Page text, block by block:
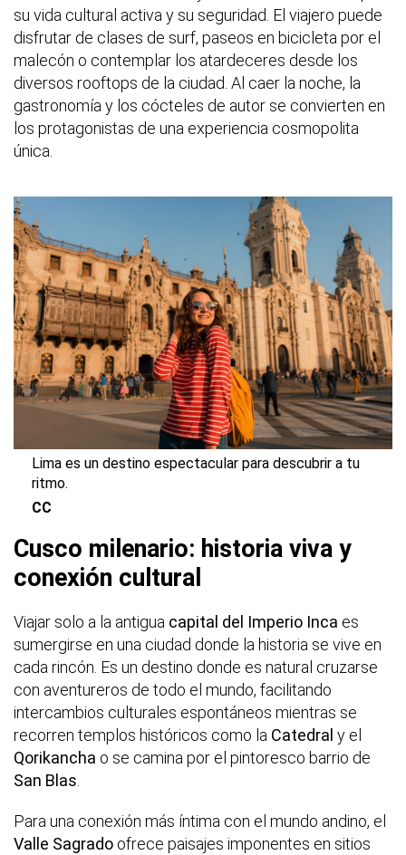
su vida cultural activa y su seguridad. El viajero puede
disfrutar de clases de surf, paseos en bicicleta por el
malecón o contemplar los atardeceres desde los
diversos rooftops de la ciudad. Al caer la noche, la
gastronomía y los cócteles de autor se convierten en
los protagonistas de una experiencia cosmopolita
única.
Lima es un destino espectacular para descubrir a tu
ritmo.
CC
Cusco milenario: historia viva y
conexión cultural
Viajar solo a la antigua capital del Imperio Inca es
sumergirse en una ciudad donde la historia se vive en
cada rincón. Es un destino donde es natural cruzarse
con aventureros de todo el mundo, facilitando
intercambios culturales espontáneos mientras se
recorren templos históricos como la Catedral y el
Qorikancha o se camina por el pintoresco barrio de
San Blas
Para una conexión más íntima con el mundo andino, el
Valle Sagrado ofrece paisajes imponentes en sitios